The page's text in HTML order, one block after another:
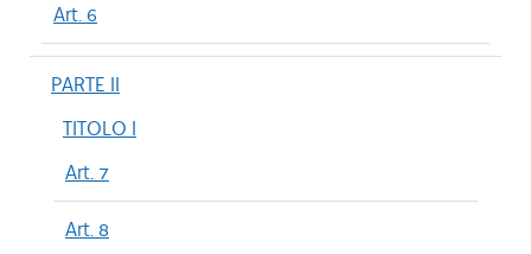
Art. 6
PARTE II
TITOLO I
Art. 7
Art. 8